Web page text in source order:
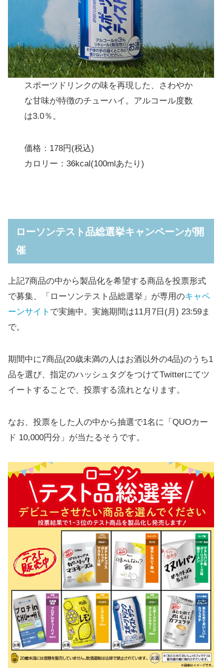
スポーツドリンクの味を再現した、さわやか
な甘味が特徴のチューハイ。アルコール度数
は3.0％。
価格：178円(税込)
カロリー：36kcal(100mlあたり)
ローソンテスト品総選挙キャンペーンが開
催
上記7商品の中から製品化を希望する商品を投票形式
で募集、「ローソンテスト品総選挙」が専用のキャペ
ーンサイ ト で実施中。実施期間は11月7日(月) 23:59ま
で。
期間中に7商品(20歳未満の人はお酒以外の4品)のうち1
品を選び、指定のハッシュタグをつけてTwitterにてツ
イートすることで、投票する流れとなります。
なお、投票をした人の中から抽選で1名に「QUOカー
ド 10,000円分」が当たるそうです。